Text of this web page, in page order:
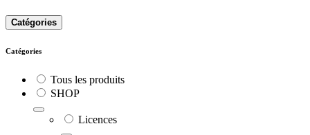
Catégories
Catégories
Tous les produits
SHOP
Licences